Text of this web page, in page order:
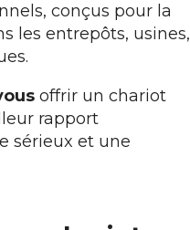
conçus pour la
les entrepôts, usines,
offrir un chariot
rapport
sérieux et une